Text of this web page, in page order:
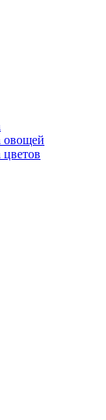
овощей